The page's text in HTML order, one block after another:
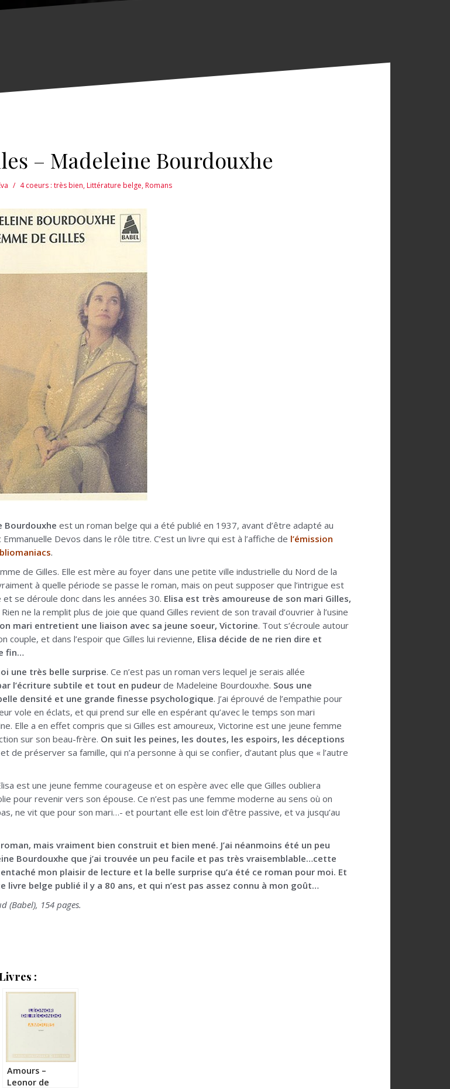
– Madeleine Bourdouxhe
4 coeurs : très bien,Littérature belge,Romans
Bourdouxhe est un roman belge qui a été publié en 1937, avant d’être adapté au
Emmanuelle Devos dans le rôle titre. C’est un livre qui est à l’affiche de l’émission
.
de Gilles. Elle est mère au foyer dans une petite ville industrielle du Nord de la
à quelle période se passe le roman, mais on peut supposer que l’intrigue est
se déroule donc dans les années 30. Elisa est très amoureuse de son mari Gilles,
Rien ne la remplit plus de joie que quand Gilles revient de son travail d’ouvrier à l’usine
mari entretient une liaison avec sa jeune soeur, Victorine. Tout s’écroule autour
couple, et dans l’espoir que Gilles lui revienne, Elisa décide de ne rien dire et
fin…
une très belle surprise. Ce n’est pas un roman vers lequel je serais allée
l’écriture subtile et tout en pudeur de Madeleine Bourdouxhe. Sous une
densité et une grande finesse psychologique. J’ai éprouvé de l’empathie pour
vole en éclats, et qui prend sur elle en espérant qu’avec le temps son mari
Elle a en effet compris que si Gilles est amoureux, Victorine est une jeune femme
sur son beau-frère. On suit les peines, les doutes, les espoirs, les déceptions
de préserver sa famille, qui n’a personne à qui se confier, d’autant plus que « l’autre
est une jeune femme courageuse et on espère avec elle que Gilles oubliera
pour revenir vers son épouse. Ce n’est pas une femme moderne au sens où on
ne vit que pour son mari…- et pourtant elle est loin d’être passive, et va jusqu’au
mais vraiment bien construit et bien mené. J’ai néanmoins été un peu
Bourdouxhe que j’ai trouvée un peu facile et pas très vraisemblable…cette
mon plaisir de lecture et la belle surprise qu’a été ce roman pour moi. Et
livre belge publié il y a 80 ans, et qui n’est pas assez connu à mon goût…
(Babel), 154 pages.
:
Amours –
Leonor de